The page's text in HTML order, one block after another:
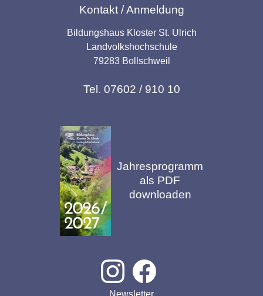
Kontakt / Anmeldung
Bildungshaus Kloster St. Ulrich
Landvolkshochschule
79283 Bollschweil
Tel. 07602 / 910 10
Jahresprogramm
als PDF
downloaden
Newsletter